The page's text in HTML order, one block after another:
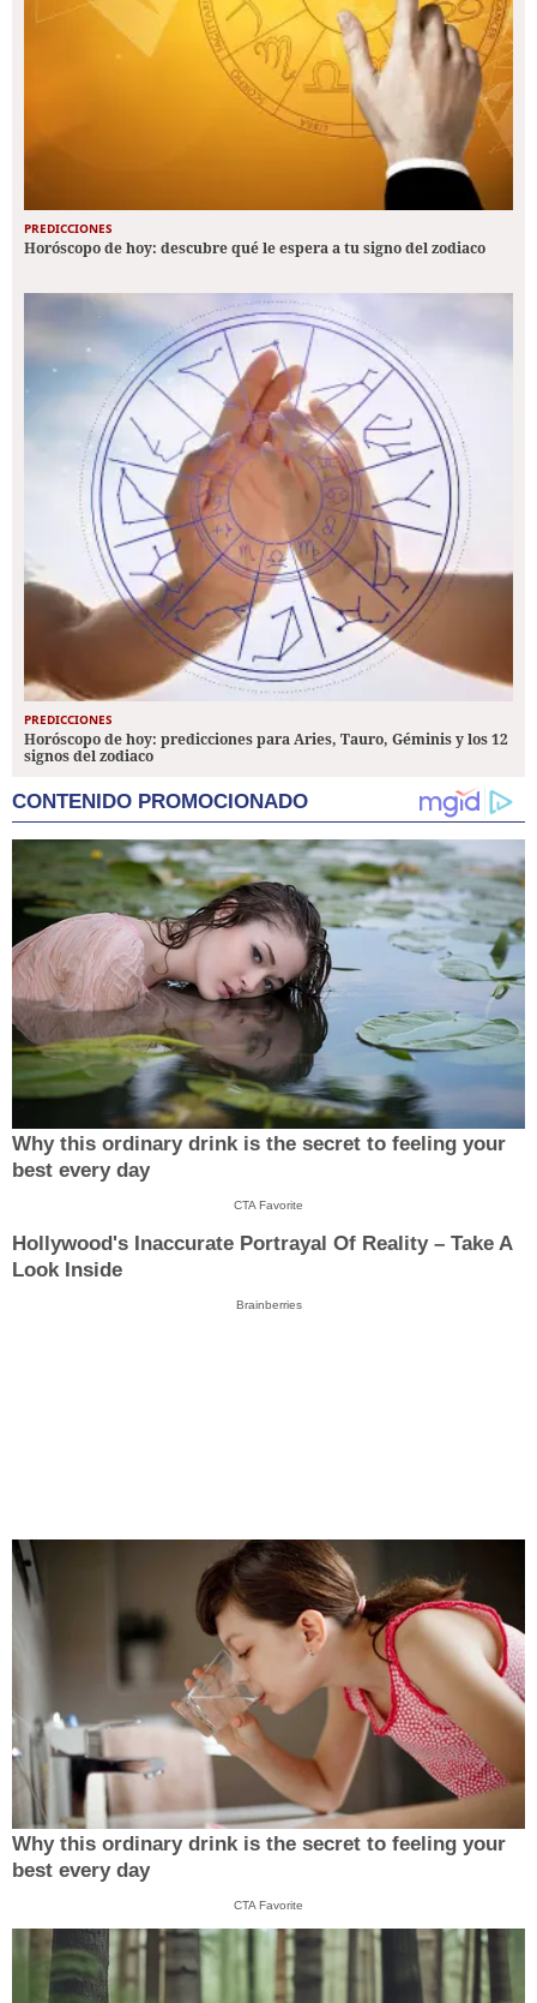
PREDICCIONES
Horóscopo de hoy: descubre qué le espera a tu signo del zodiaco
PREDICCIONES
Horóscopo de hoy: predicciones para Aries, Tauro, Géminis y los 12
signos del zodiaco
CONTENIDO PROMOCIONADO
Why this ordinary drink is the secret to feeling your
best every day
CTA Favorite
Hollywood's Inaccurate Portrayal Of Reality – Take A
Look Inside
Brainberries
Why this ordinary drink is the secret to feeling your
best every day
CTA Favorite